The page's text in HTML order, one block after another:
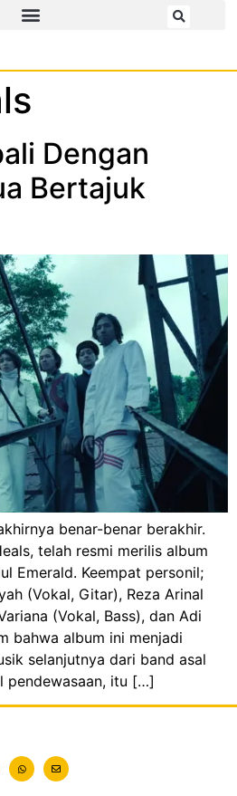
Dengan
Bertajuk
benar-benar berakhir.
telah resmi merilis album
Emerald. Keempat personil;
(Vokal, Gitar), Reza Arinal
(Vokal, Bass), dan Adi
bahwa album ini menjadi
selanjutnya dari band asal
pendewasaan, itu […]